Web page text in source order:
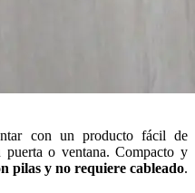
con un producto fácil de
o ventana. Compacto y
pilas y no requiere cableado.